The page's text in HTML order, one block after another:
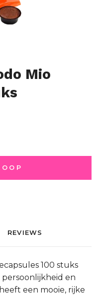
Mio
REVIEWS
100 stuks
en
een mooie, rijke